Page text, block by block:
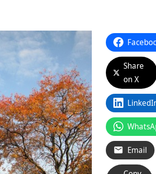
Share
on X
Email